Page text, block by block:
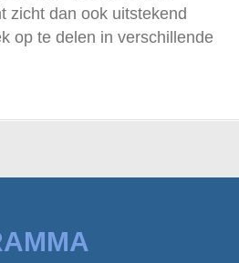
zicht dan ook uitstekend
op te delen in verschillende